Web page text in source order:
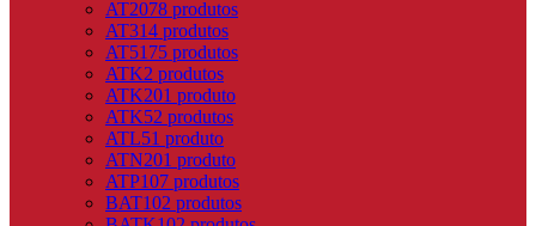
AT2078 produtos
AT314 produtos
AT5175 produtos
ATK2 produtos
ATK201 produto
ATK52 produtos
ATL51 produto
ATN201 produto
ATP107 produtos
BAT102 produtos